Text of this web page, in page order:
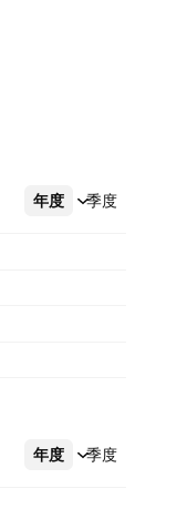
年度 季度
更多
年度 季度
更多